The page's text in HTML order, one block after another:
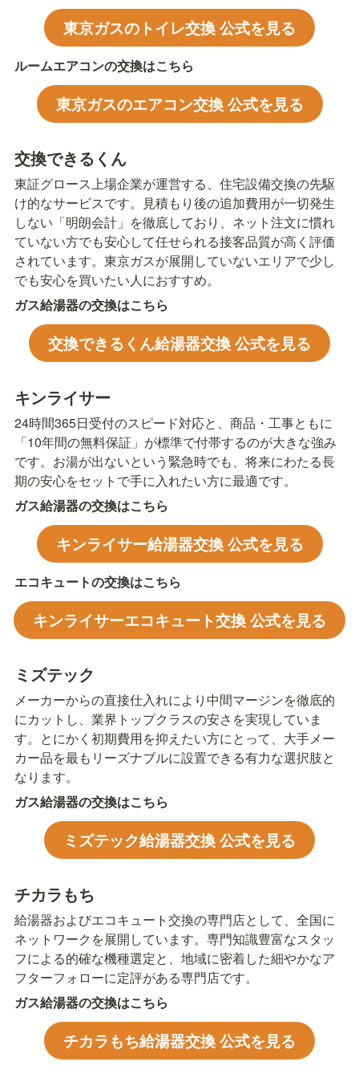
東京ガスのトイレ交換 公式を見る
ルームエアコンの交換はこちら
東京ガスのエアコン交換 公式を見る
交換できるくん
東証グロース上場企業が運営する、住宅設備交換の先駆
け的なサービスです。見積もり後の追加費用が一切発生
しない「明朗会計」を徹底しており、ネット注文に慣れ
ていない方でも安心して任せられる接客品質が高く評価
されています。東京ガスが展開していないエリアで少し
でも安心を買いたい人におすすめ。
ガス給湯器の交換はこちら
交換できるくん給湯器交換 公式を見る
キンライサー
24時間365日受付のスピード対応と、商品・工事ともに
「10年間の無料保証」が標準で付帯するのが大きな強み
です。お湯が出ないという緊急時でも、将来にわたる長
期の安心をセットで手に入れたい方に最適です。
ガス給湯器の交換はこちら
キンライサー給湯器交換 公式を見る
エコキュートの交換はこちら
キンライサーエコキュート交換 公式を見る
ミズテック
メーカーからの直接仕入れにより中間マージンを徹底的
にカットし、業界トップクラスの安さを実現していま
す。とにかく初期費用を抑えたい方にとって、大手メー
カー品を最もリーズナブルに設置できる有力な選択肢と
なります。
ガス給湯器の交換はこちら
ミズテック給湯器交換 公式を見る
チカラもち
給湯器およびエコキュート交換の専門店として、全国に
ネットワークを展開しています。専門知識豊富なスタッ
フによる的確な機種選定と、地域に密着した細やかなア
フターフォローに定評がある専門店です。
ガス給湯器の交換はこちら
チカラもち給湯器交換 公式を見る